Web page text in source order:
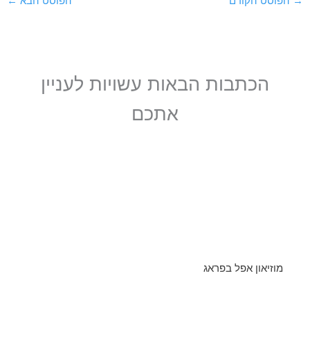
הכתבות הבאות עשויות לעניין
אתכם
מוזיאון אפל בפראג